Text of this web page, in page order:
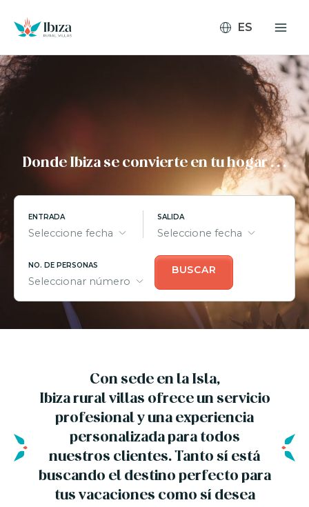
contenido
Donde Ibiza se convierte en tu hogar . . .
ENTRADA
Seleccione fecha
SALIDA
Seleccione fecha
NO. DE PERSONAS
Seleccionar número
BUSCAR
Con sede en la Isla,
Ibiza rural villas ofrece un servicio
profesional y una experiencia
personalizada para todos
nuestros clientes. Tanto sí está
buscando el destino perfecto para
tus vacaciones como sí desea